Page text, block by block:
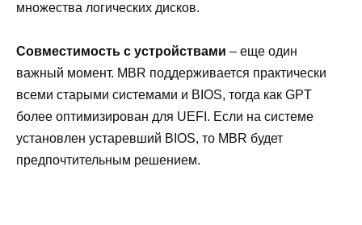
множества логических дисков.
Совместимость с устройствами – еще один
важный момент. MBR поддерживается практически
всеми старыми системами и BIOS, тогда как GPT
более оптимизирован для UEFI. Если на системе
установлен устаревший BIOS, то MBR будет
предпочтительным решением.